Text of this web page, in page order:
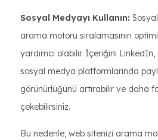
Sosyal Medyayı Kullanın:
arama motoru sıralamasının
yardımcı olabilir. İçeriğini
sosyal medya platformlarında
görünürlüğünü artırabilir ve daha
çekebilirsiniz.
Bu nedenle, web sitenizi arama